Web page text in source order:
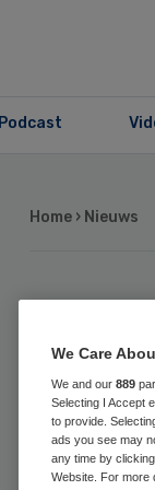
Podcast
Home › Nieuws
We Care
We and our 889
Selecting I Accept
to provide.
ads you see may
any time by
Website. For more